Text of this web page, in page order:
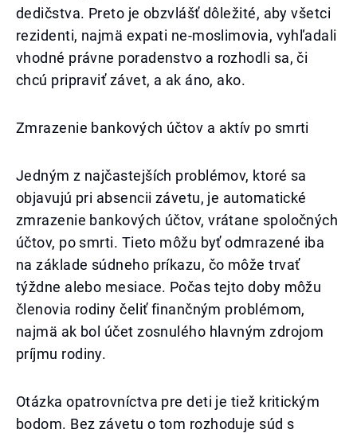
dedičstva. Preto je obzvlášť dôležité, aby všetci
rezidenti, najmä expati ne-moslimovia, vyhľadali
vhodné právne poradenstvo a rozhodli sa, či
chcú pripraviť závet, a ak áno, ako.
Zmrazenie bankových účtov a aktív po smrti
Jedným z najčastejších problémov, ktoré sa
objavujú pri absencii závetu, je automatické
zmrazenie bankových účtov, vrátane spoločných
účtov, po smrti. Tieto môžu byť odmrazené iba
na základe súdneho príkazu, čo môže trvať
týždne alebo mesiace. Počas tejto doby môžu
členovia rodiny čeliť finančným problémom,
najmä ak bol účet zosnulého hlavným zdrojom
príjmu rodiny.
Otázka opatrovníctva pre deti je tiež kritickým
bodom. Bez závetu o tom rozhoduje súd s